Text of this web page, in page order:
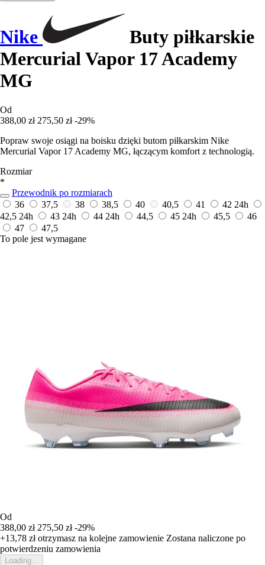
Nike
Buty piłkarskie
Mercurial Vapor 17 Academy
MG
Od
388,00 zł 275,50 zł -29%
Popraw swoje osiągi na boisku dzięki butom piłkarskim Nike
Mercurial Vapor 17 Academy MG, łączącym komfort z technologią.
Rozmiar
*
Przewodnik po rozmiarach
36
37,5 38 38,5 40 40,5 41 42 24h
42,5 24h 43 24h 44 24h 44,5 45 24h 45,5
46
47
47,5
To pole jest wymagane
Od
388,00 zł 275,50 zł -29%
+13,78 złotrzymasz na kolejne zamowienie Zostana naliczone po
potwierdzeniu zamowienia
Loading...